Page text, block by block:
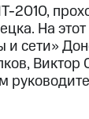
2010,
На
сети»